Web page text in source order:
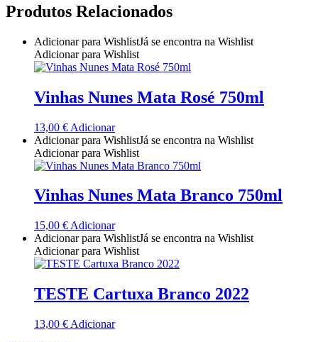
Quinta Do Noval Douro
Quinta Do Paral Alentejo
Quinta Do Regueiro - Região Vinhos Verdes
Quinta Do Ventozelo - Douro
Produtos Relacionados
Adicionar para WishlistJá se encontra na Wishlist
Adicionar para Wishlist
Vinhas Nunes Mata Rosé 750ml
13,00 € Adicionar
Adicionar para WishlistJá se encontra na Wishlist
Adicionar para Wishlist
Vinhas Nunes Mata Branco 750ml
15,00 € Adicionar
Adicionar para WishlistJá se encontra na Wishlist
Adicionar para Wishlist
TESTE Cartuxa Branco 2022
13,00 € Adicionar